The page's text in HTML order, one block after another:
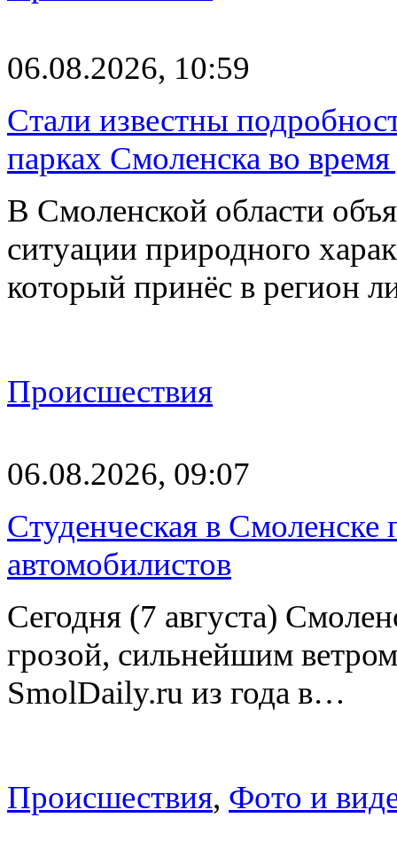
06.08.2026, 10:59
Стали известны
парках Смоленска во
В Смоленской области
ситуации природного
который принёс в регион
Происшествия
06.08.2026, 09:07
Студенческая в Смоленске
автомобилистов
Сегодня (7 августа)
грозой, сильнейшим
SmolDaily.ru из года в…
Происшествия, Фото и